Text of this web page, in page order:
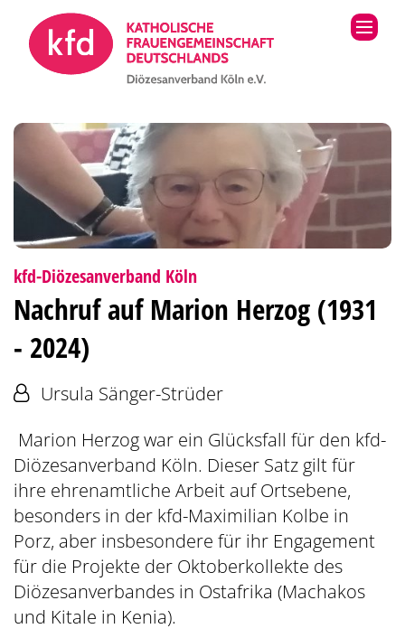
Zum Inhalt springen
kfd-Diözesanverband Köln:
Nachruf auf Marion Herzog (1931
- 2024)
Von:Ursula Sänger-Strüder
Marion Herzog war ein Glücksfall für den kfd-
Diözesanverband Köln. Dieser Satz gilt für
ihre ehrenamtliche Arbeit auf Ortsebene,
besonders in der kfd-Maximilian Kolbe in
Porz, aber insbesondere für ihr Engagement
für die Projekte der Oktoberkollekte des
Diözesanverbandes in Ostafrika (Machakos
und Kitale in Kenia).